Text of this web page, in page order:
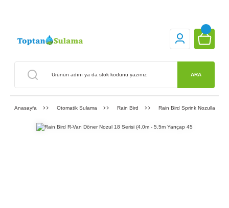
ARA
Anasayfa Otomatik Sulama Rain Bird Rain Bird Sprink Nozulları